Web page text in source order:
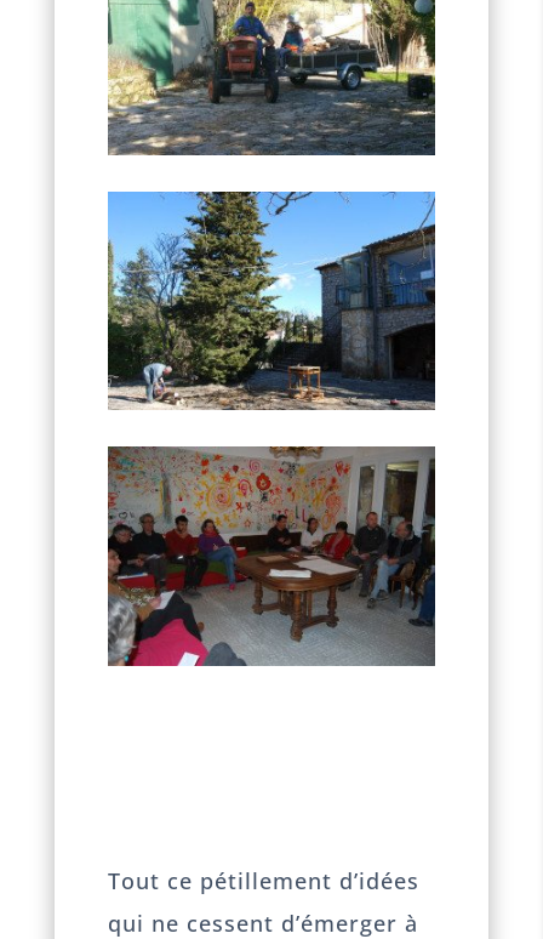
Tout ce pétillement d’idées
qui ne cessent d’émerger à